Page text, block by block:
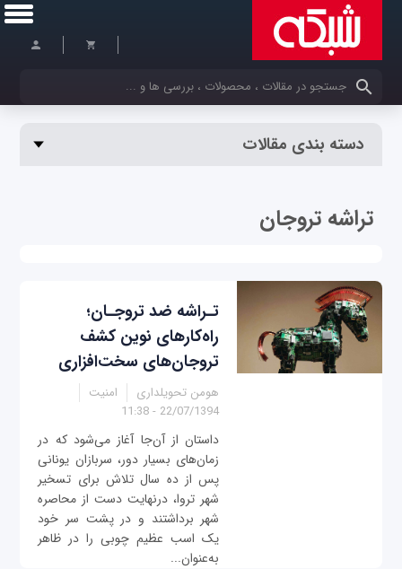
کلمات کلیدی خود را وارد کنید
دسته بندی مقالات
تراشه تروجان
تـراشه ضد تروجـان؛
راه‌کارهای نوین کشف
تروجان‌های سخت‌افزاری
هومن تحویلداری
امنیت
22/07/1394 - 11:38
داستان از آن‌جا آغاز می‌شود که در
زمان‌های بسیار دور، سربازان یونانی
پس از ده سال تلاش برای تسخیر
شهر تروا، درنهایت دست از محاصره
شهر برداشتند و در پشت سر خود
یک اسب عظیم چوبی را در ظاهر
به‌عنوان...